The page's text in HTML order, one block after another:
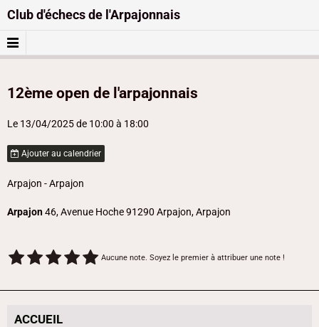
Club d'échecs de l'Arpajonnais
12ème open de l'arpajonnais
Le 13/04/2025de 10:00 à 18:00
Ajouter au calendrier
Arpajon - Arpajon
Arpajon46, Avenue Hoche 91290 Arpajon, Arpajon
Aucune note. Soyez le premier à attribuer une note !
ACCUEIL